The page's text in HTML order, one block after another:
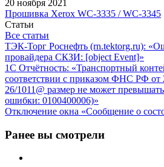
20 ноября 2021
Прошивка Xerox WC-3335 / WC-3345
Статьи
Все статьи
ТЭК-Торг Роснефть (rn.tektorg.ru):
провайдера СКЗИ: [object Event]»
1С Отчётность: «Транспортный
соответствии с приказом ФНС РФ
26/1011@ размер не может
ошибки: 0100400006)»
Отключение окна «Сообщение о
Ранее вы смотрели